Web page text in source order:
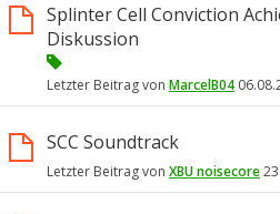
Splinter Cell Conviction
Diskussion
Letzter Beitrag von MarcelB04
SCC Soundtrack
Letzter Beitrag von XBU noisecore